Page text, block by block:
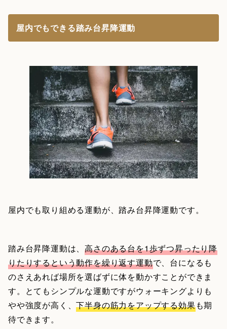
屋内でもできる踏み台昇降運動
屋内でも取り組める運動が、踏み台昇降運動です。
踏み台昇降運動は、高さのある台を1歩ずつ昇ったり降
りたりするという動作を繰り返す運動で、台になるも
のさえあれば場所を選ばずに体を動かすことができま
す。とてもシンプルな運動ですがウォーキングよりも
やや強度が高く、下半身の筋力をアップする効果も期
待できます。